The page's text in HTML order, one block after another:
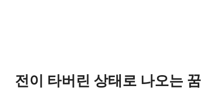
전이 타버린 상태로 나오는 꿈